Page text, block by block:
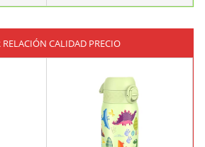
RELACIÓN CALIDAD PRECIO